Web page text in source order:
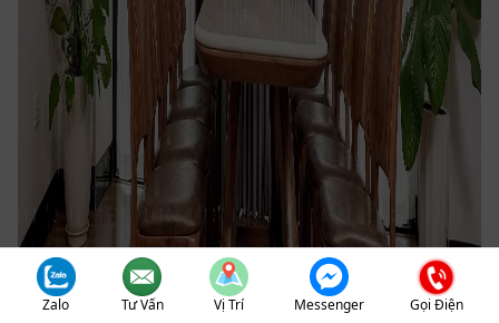
Zalo Tư Vấn Vị Trí Messenger Gọi Điện